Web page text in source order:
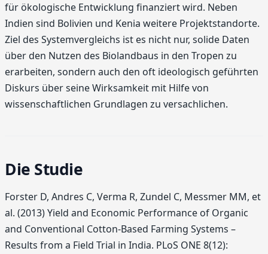
für ökologische Entwicklung finanziert wird. Neben
Indien sind Bolivien und Kenia weitere Projektstandorte.
Ziel des Systemvergleichs ist es nicht nur, solide Daten
über den Nutzen des Biolandbaus in den Tropen zu
erarbeiten, sondern auch den oft ideologisch geführten
Diskurs über seine Wirksamkeit mit Hilfe von
wissenschaftlichen Grundlagen zu versachlichen.
Die Studie
Forster D, Andres C, Verma R, Zundel C, Messmer MM, et
al. (2013) Yield and Economic Performance of Organic
and Conventional Cotton-Based Farming Systems –
Results from a Field Trial in India. PLoS ONE 8(12):